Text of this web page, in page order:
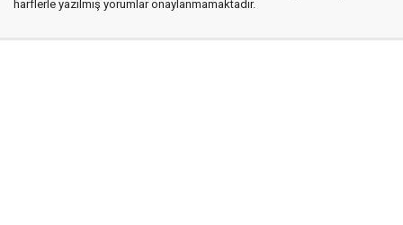
harflerle yazılmış yorumlar onaylanmamaktadır.